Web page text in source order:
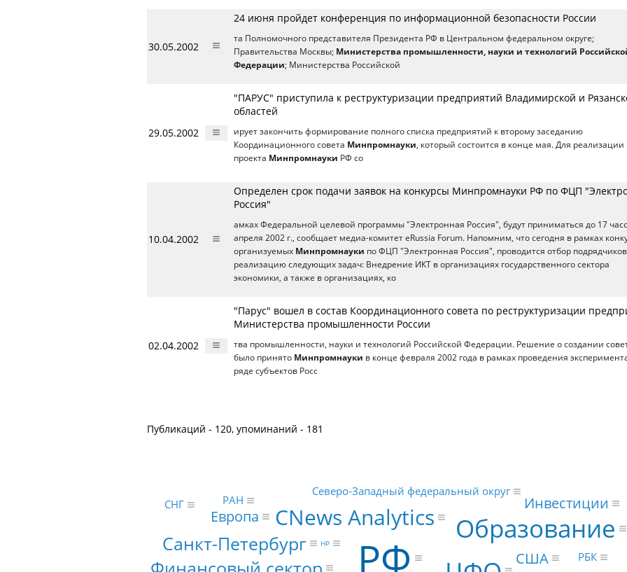
30.05.2002
24 июня пройдет конференция по информационной безопасности России
та Полномочного представителя Президента РФ в Центральном федеральном округе;
Правительства Москвы; Министерства промышленности, науки и технологий
Федерации; Министерства Российской
29.05.2002
"ПАРУС" приступила к реструктуризации предприятий Владимирской и
областей
ирует закончить формирование полного списка предприятий к второму заседанию
Координационного совета Минпромнауки, который состоится в конце мая. Для реализации
проекта Минпромнауки РФ со
10.04.2002
Определен срок подачи заявок на конкурсы Минпромнауки РФ по ФЦП
Россия"
амках Федеральной целевой программы "Электронная Россия", будут приниматься до 17
апреля 2002 г., сообщает медиа-комитет eRussia Forum. Напомним, что сегодня в рамках
организуемых Минпромнауки по ФЦП "Электронная Россия", проводится отбор
реализацию следующих задач: Внедрение ИКТ в организациях государственного сектора
экономики, а также в организациях, ко
02.04.2002
"Парус" вошел в состав Координационного совета по реструктуризации
Министерства промышленности России
тва промышленности, науки и технологий Российской Федерации. Решение о создании
было принято Минпромнауки в конце февраля 2002 года в рамках проведения
ряде субъектов Росс
Публикаций - 120, упоминаний - 181
РФ
Образование
CNews Analytics
Санкт-Петербург
Европа
Инвестиции
США
Северо-Западный федеральный округ
РБК
РАН
СНГ
HP